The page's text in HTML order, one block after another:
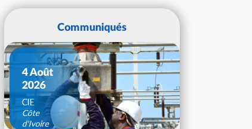
Communiqués
4 Août
2026
CIE
Côte
d'Ivoire